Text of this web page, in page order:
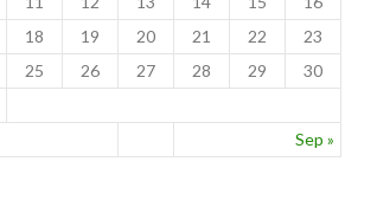
Sep »
18 19 20 21 22
23
25 26 27 28 29
30